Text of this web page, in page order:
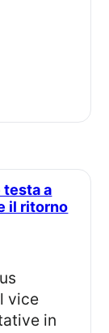
il ritorno
vice
in